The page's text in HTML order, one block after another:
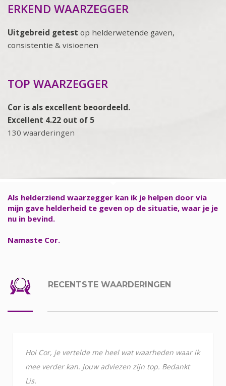
ERKEND WAARZEGGER
Uitgebreid getest op helderwetende gaven,
consistentie & visioenen
TOP WAARZEGGER
Cor is als excellent beoordeeld.
Excellent 4.22 out of 5
130 waarderingen
Als helderziend waarzegger kan ik je helpen door via
mijn gave helderheid te geven op de situatie, waar je je
nu in bevind.
Namaste Cor.
RECENTSTE WAARDERINGEN
Hoi Cor, je vertelde me heel wat waarheden waar ik
mee verder kan. Jouw adviezen zijn top. Bedankt
Lis.